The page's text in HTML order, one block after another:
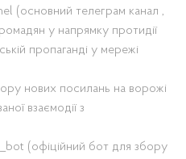
(основний телеграм канал ,
у напрямку протидії
пропаганді у мережі
нових посилань на ворожі
взаємодії з
(офіційний бот для збору